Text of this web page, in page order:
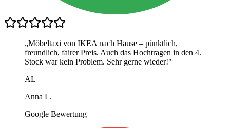
„Möbeltaxi von IKEA nach Hause – pünktlich,
freundlich, fairer Preis. Auch das Hochtragen in den 4.
Stock war kein Problem. Sehr gerne wieder!"
AL
Anna L.
Google Bewertung